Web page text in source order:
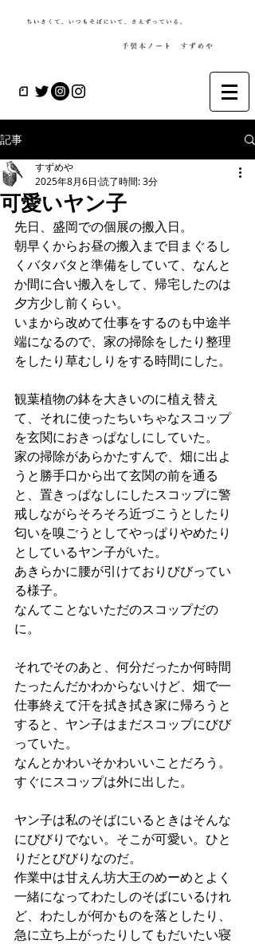
記事
可愛いヤン子
すずめや
2025年8月6日 読了時間: 3分
先日、盛岡での個展の搬入日。
朝早くからお昼の搬入まで目まぐるし
くバタバタと準備をしていて、なんと
か間に合い搬入をして、帰宅したのは
夕方少し前くらい。
いまから改めて仕事をするのも中途半
端になるので、家の掃除をしたり整理
をしたり草むしりをする時間にした。
観葉植物の鉢を大きいのに植え替え
て、それに使ったちいちゃなスコップ
を玄関におきっぱなしにしていた。
家の掃除があらかたすんで、畑に出よ
うと勝手口から出て玄関の前を通る
と、置きっぱなしにしたスコップに警
戒しながらそろそろ近づこうとしたり
匂いを嗅ごうとしてやっぱりやめたり
としているヤン子がいた。
あきらかに腰が引けておりびびってい
る様子。
なんてことないただのスコップだの
に。
それでそのあと、何分だったか何時間
たったんだかわからないけど、畑で一
仕事終えて汗を拭き拭き家に帰ろうと
すると、ヤン子はまだスコップにびび
っていた。
なんとかわいそかわいいことだろう。
すぐにスコップは外に出した。
ヤン子は私のそばにいるときはそんな
にびびりでない。そこが可愛い。ひと
りだとびびりなのだ。
作業中は甘えん坊大王のめーめとよく
一緒になってわたしのそばにいるけれ
ど、わたしが何かものを落としたり、
急に立ち上がったりしてもだいたい寝